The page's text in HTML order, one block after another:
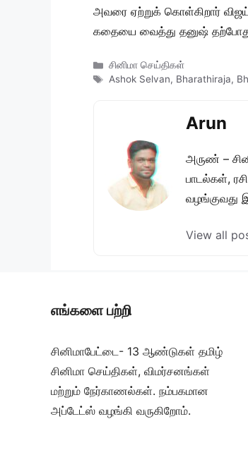
அவரை ஏற்றுக் கொள்கிறார்
கதையை வைத்து தனுஷ்
Categories
சினிமா செய்திகள்
Tags
Ashok Selvan, Bharathiraja,
Arun
அருண் –
பாடல்கள்,
வழங்குவது
View all
எங்களை பற்றி
சினிமாபேட்டை- 13 ஆண்டுகள் தமிழ்
சினிமா செய்திகள், விமர்சனங்கள்
மற்றும் நேர்காணல்கள். நம்பகமான
அப்டேட்ஸ் வழங்கி வருகிறோம்.